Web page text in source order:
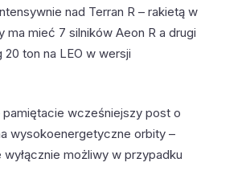
nad Terran R – rakietą w
mieć 7 silników Aeon R a drugi
ton na LEO w wersji
wcześniejszy post o
wysokoenergetyczne orbity –
możliwy w przypadku